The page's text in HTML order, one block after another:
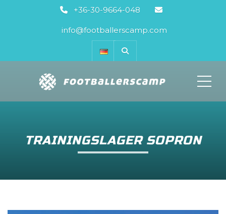
+36-30-9664-048
info@footballerscamp.com
TRAININGSLAGER SOPRON